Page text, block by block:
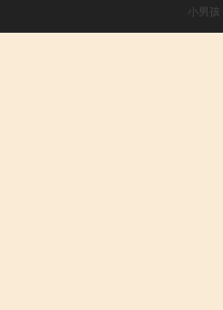
小男孩